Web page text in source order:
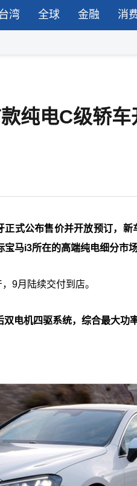
台湾 全球 金融 消
纯电C级轿
式公布售价并开放预订，
马i3所在的高端纯电细分市场
9月陆续交付到店。
电机四驱系统，综合最大功